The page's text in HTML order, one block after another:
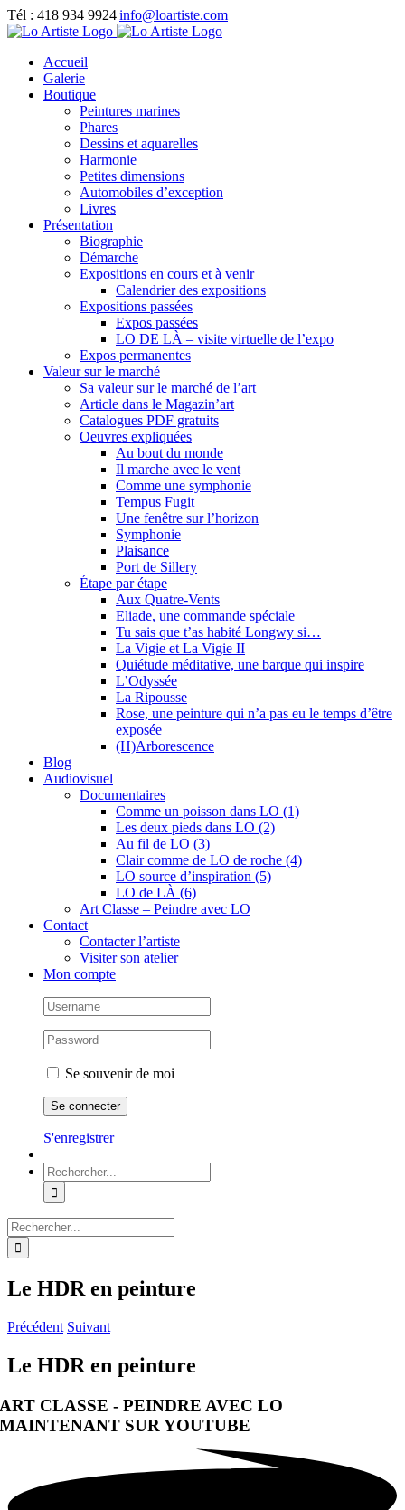
Passer
au
Tél : 418 934 9924|info@loartiste.com
Facebook
Instagram
Email
Pinterest
YouTube
Accueil
Galerie
Boutique
Peintures marines
Phares
Dessins et aquarelles
Harmonie
Petites dimensions
Automobiles d’exception
Livres
Présentation
Biographie
Démarche
Expositions en cours et à venir
Calendrier des expositions
Expositions passées
Expos passées
LO DE LÀ – visite virtuelle de l’expo
Expos permanentes
Valeur sur le marché
Sa valeur sur le marché de l’art
Article dans le Magazin’art
Catalogues PDF gratuits
Oeuvres expliquées
Au bout du monde
Il marche avec le vent
Comme une symphonie
Tempus Fugit
Une fenêtre sur l’horizon
Symphonie
Plaisance
Port de Sillery
Étape par étape
Aux Quatre-Vents
Eliade, une commande spéciale
Tu sais que t’as habité Longwy si…
La Vigie et La Vigie II
Quiétude méditative, une barque qui inspire
L’Odyssée
La Ripousse
Rose, une peinture qui n’a pas eu le temps d’être
exposée
(H)Arborescence
Blog
Audiovisuel
Documentaires
Comme un poisson dans LO (1)
Les deux pieds dans LO (2)
Au fil de LO (3)
Clair comme de LO de roche (4)
LO source d’inspiration (5)
LO de LÀ (6)
Art Classe – Peindre avec LO
Contact
Contacter l’artiste
Visiter son atelier
Mon compte
Se souvenir de moi
S'enregistrer
Rechercher:
Rechercher:
Le HDR en peinture
Précédent Suivant
Le HDR en peinture
ART CLASSE - PEINDRE AVEC LO
MAINTENANT SUR YOUTUBE